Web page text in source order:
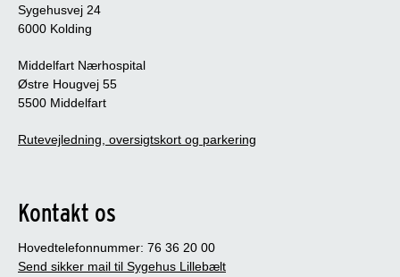
Sygehusvej 24
6000 Kolding
Middelfart Nærhospital
Østre Hougvej 55
5500 Middelfart
Rutevejledning, oversigtskort og parkering
Kontakt os
Hovedtelefonnummer: 76 36 20 00
Send sikker mail til Sygehus Lillebælt